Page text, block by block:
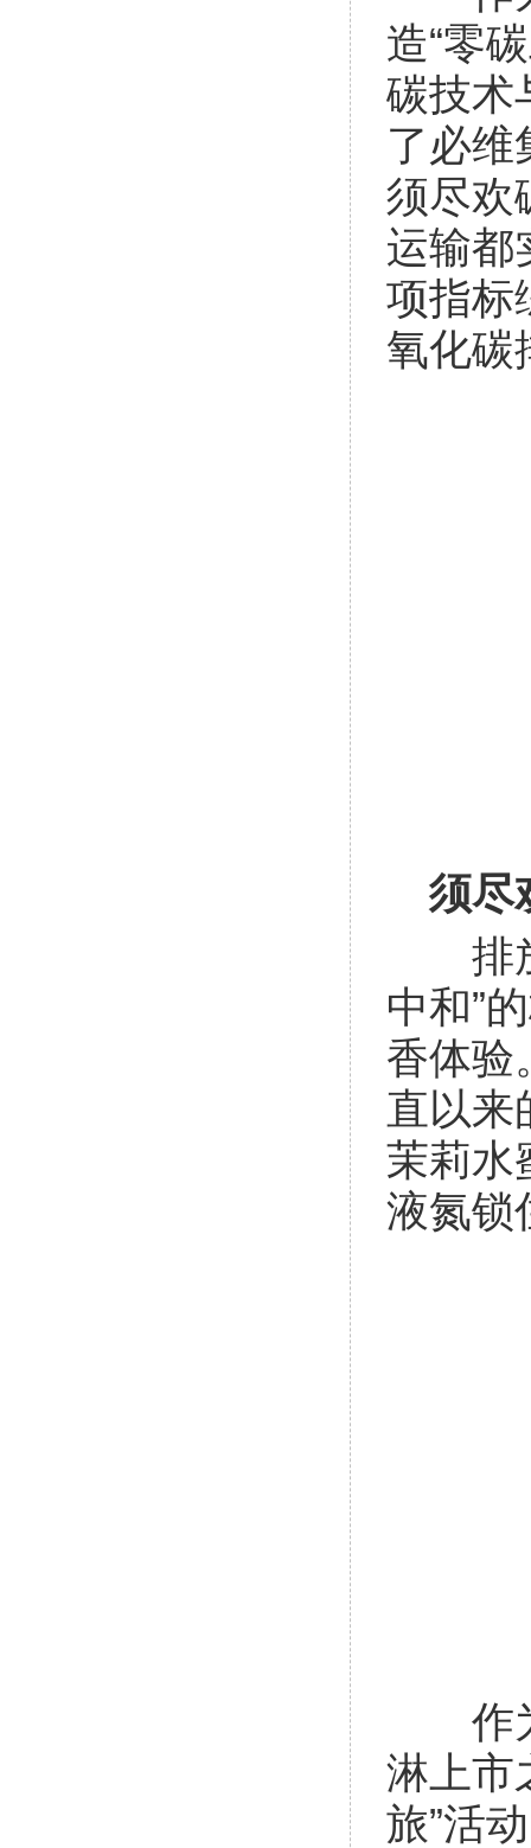
造“零
碳技术
了必维
须尽欢
运输都
项指标
氧化碳
须尽
排放
中和”
香体验
直以来
茉莉水
液氮锁
作为
淋上市
旅”活